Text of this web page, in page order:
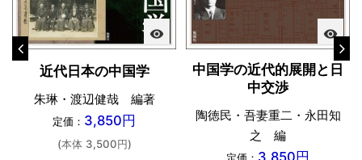
visibility
近代日本の中国学
朱琳・渡辺健哉 編著
定価： 3,850円
(本体 3,500円)
visibility
中国学の近代的展開と日
中交渉
陶徳民・吾妻重二・永田知
之 編